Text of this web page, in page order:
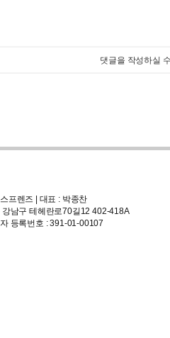
댓글을 작성하실
프렌즈 | 대표 : 박종찬
강남구 테헤란로70길12 402-418A
등록번호 : 391-01-00107